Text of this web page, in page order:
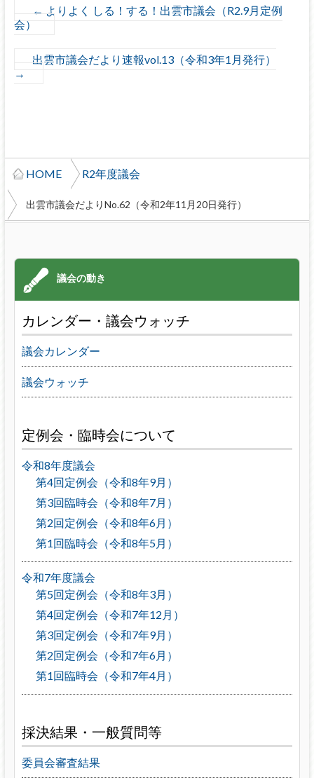
← よりよく しる！する！出雲市議会（R2.9月定例
会）
出雲市議会だより速報vol.13（令和3年1月発行）
→
HOME R2年度議会
出雲市議会だよりNo.62（令和2年11月20日発行）
カレンダー・議会ウォッチ
議会カレンダー
議会ウォッチ
定例会・臨時会について
令和8年度議会
第4回定例会（令和8年9月）
第3回臨時会（令和8年7月）
第2回定例会（令和8年6月）
第1回臨時会（令和8年5月）
令和7年度議会
第5回定例会（令和8年3月）
第4回定例会（令和7年12月）
第3回定例会（令和7年9月）
第2回定例会（令和7年6月）
第1回臨時会（令和7年4月）
採決結果・一般質問等
委員会審査結果